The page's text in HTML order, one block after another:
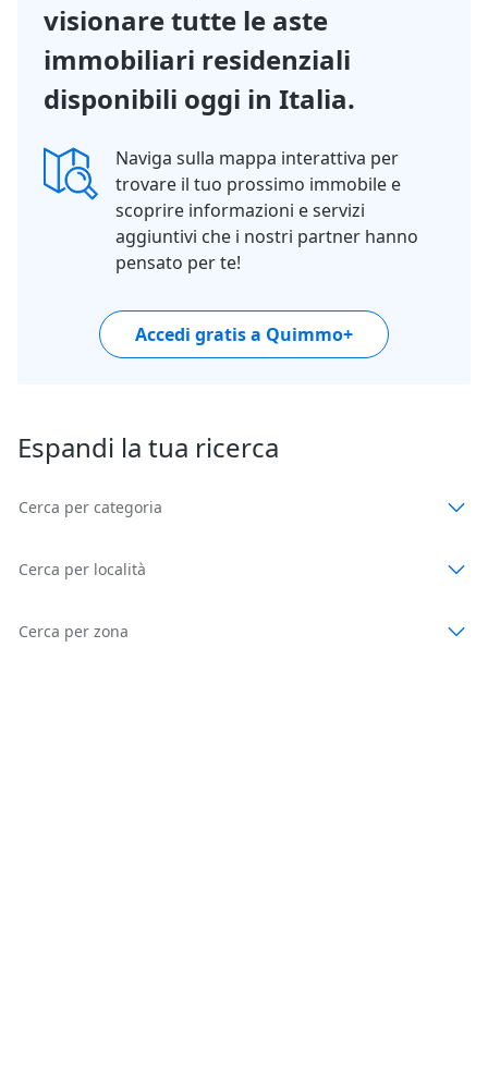
visionare tutte le aste
immobiliari residenziali
disponibili oggi in Italia.
Naviga sulla mappa interattiva per
trovare il tuo prossimo immobile e
scoprire informazioni e servizi
aggiuntivi che i nostri partner hanno
pensato per te!
Accedi gratis a Quimmo+
Espandi la tua ricerca
Cerca per categoria
Cerca per località
Cerca per zona